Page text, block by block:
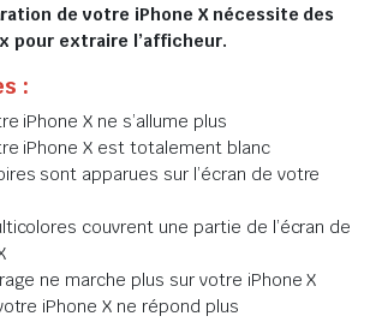
de votre iPhone X nécessite des
pour extraire l’afficheur.
:
iPhone X ne s’allume plus
iPhone X est totalement blanc
sont apparues sur l’écran de votre
couvrent une partie de l’écran de
ne marche plus sur votre iPhone X
iPhone X ne répond plus